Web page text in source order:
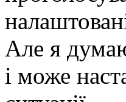
Але я
і може